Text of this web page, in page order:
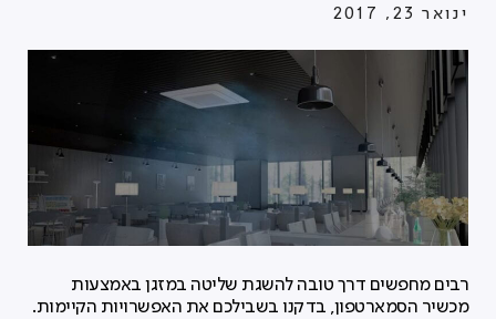
ינואר 23, 2017
רבים מחפשים דרך טובה להשגת שליטה במזגן באמצעות
מכשיר הסמארטפון, בדקנו בשבילכם את האפשרויות הקיימות.